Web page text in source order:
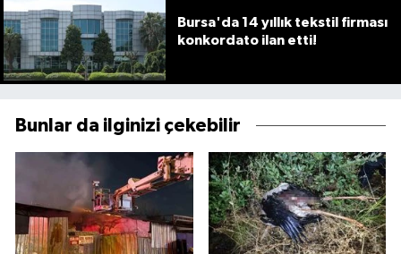
Bursa'da 14 yıllık tekstil firması
konkordato ilan etti!
Bunlar da ilginizi çekebilir